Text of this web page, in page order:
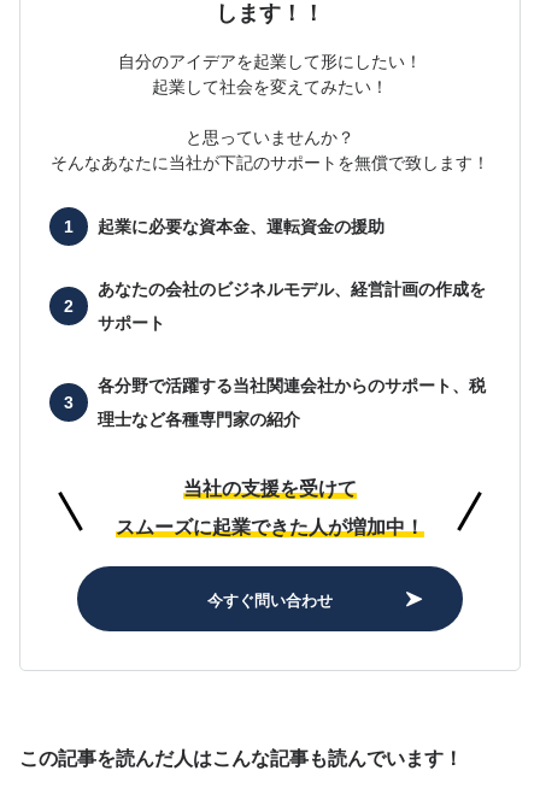
します！！
自分のアイデアを起業して形にしたい！
起業して社会を変えてみたい！
と思っていませんか？
そんなあなたに当社が下記のサポートを無償で致します！
起業に必要な資本金、運転資金の援助
あなたの会社のビジネルモデル、経営計画の作成を
サポート
各分野で活躍する当社関連会社からのサポート、 税
理士など各種専門家の紹介
当社の支援を受けて
スムーズに起業できた人が増加中！
今すぐ問い合わせ
この記事を読んだ人はこんな記事も読んでいます！